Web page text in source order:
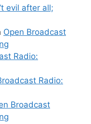
evil after all;
Open Broadcast
Radio:
Radio:
Broadcast